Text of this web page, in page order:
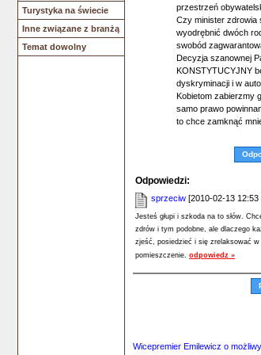
Turystyka na świecie
Inne związane z branżą
Temat dowolny
przestrzeń
Czy minister zdrowia
wyodrębnić dwóch
swobód
Decyzja szanownej
KONSTYTUCYJNY
dyskryminacji i w
Kobietom zabierzmy
samo prawo
to chce zamknąć
Odpowiedzi:
sprzeciw [2010-02-13 12:53
Jesteś głupi i szkoda na to słów.
zdrów i tym podobne, ale dlaczego
zjeść, posiedzieć i się zrelaksować
pomieszczenie. odpowiedz »
Wicepremier Emilewicz o